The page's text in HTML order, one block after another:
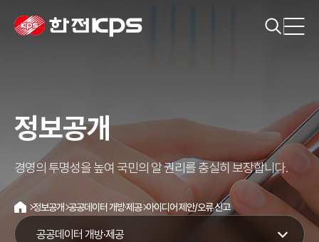
정보공개
경영의 투명성을 높여 국민의 알 권리를 충실히 보장합니다.
홈 정보공개 공공데이터 개방·제공 아이디어 제안/오류 신고
공공데이터 개방·제공